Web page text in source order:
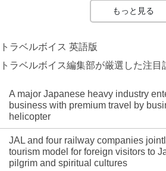
もっと見る
トラベルボイス 英語版
トラベルボイス編集部が厳選した注目
A major Japanese heavy industry
business with premium travel by
helicopter
JAL and four railway companies
tourism model for foreign visitors to
pilgrim and spiritual cultures